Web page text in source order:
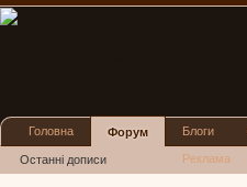
Головна Форум
Останні дописи
Блоги
Реклама